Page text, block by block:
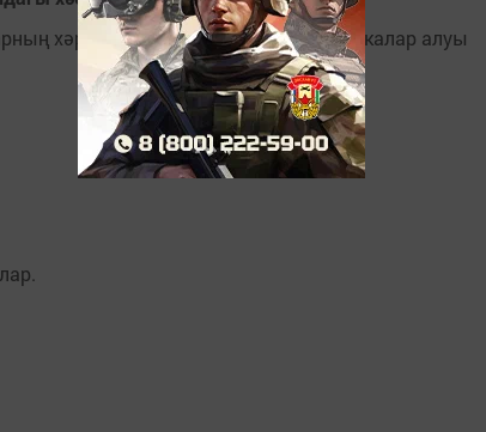
хәрби комиссариатлардан повесткалар алуы